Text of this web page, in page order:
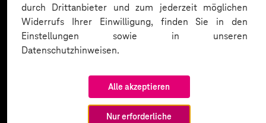
durch Drittanbieter und zum jederzeit möglichen
Widerrufs Ihrer Einwilligung, finden Sie in den
Einstellungen sowie in unseren
Datenschutzhinweisen.
Alle akzeptieren
Nur erforderliche